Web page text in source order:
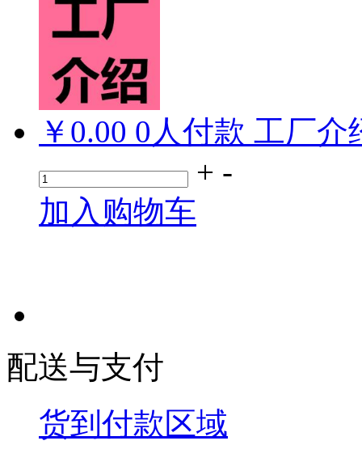
￥0.00 0 人付款 工厂介
+ -
加入购物车
配送与支付
货到付款区域